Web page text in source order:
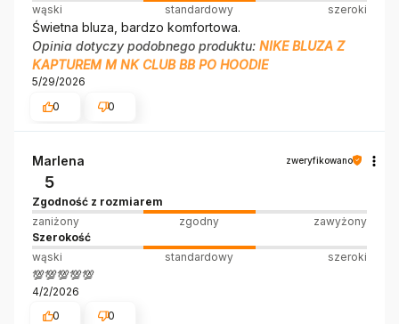
wąski
standardowy szeroki
Świetna bluza, bardzo komfortowa.
Opinia dotyczy podobnego produktu: NIKE BLUZA Z
KAPTUREM M NK CLUB BB PO HOODIE
5/29/2026
0
0
Marlena zweryfikowano
5
Zgodność z rozmiarem
zaniżony
zgodny
zawyżony
Szerokość
wąski
standardowy szeroki
💯💯💯💯💯
4/2/2026
0
0